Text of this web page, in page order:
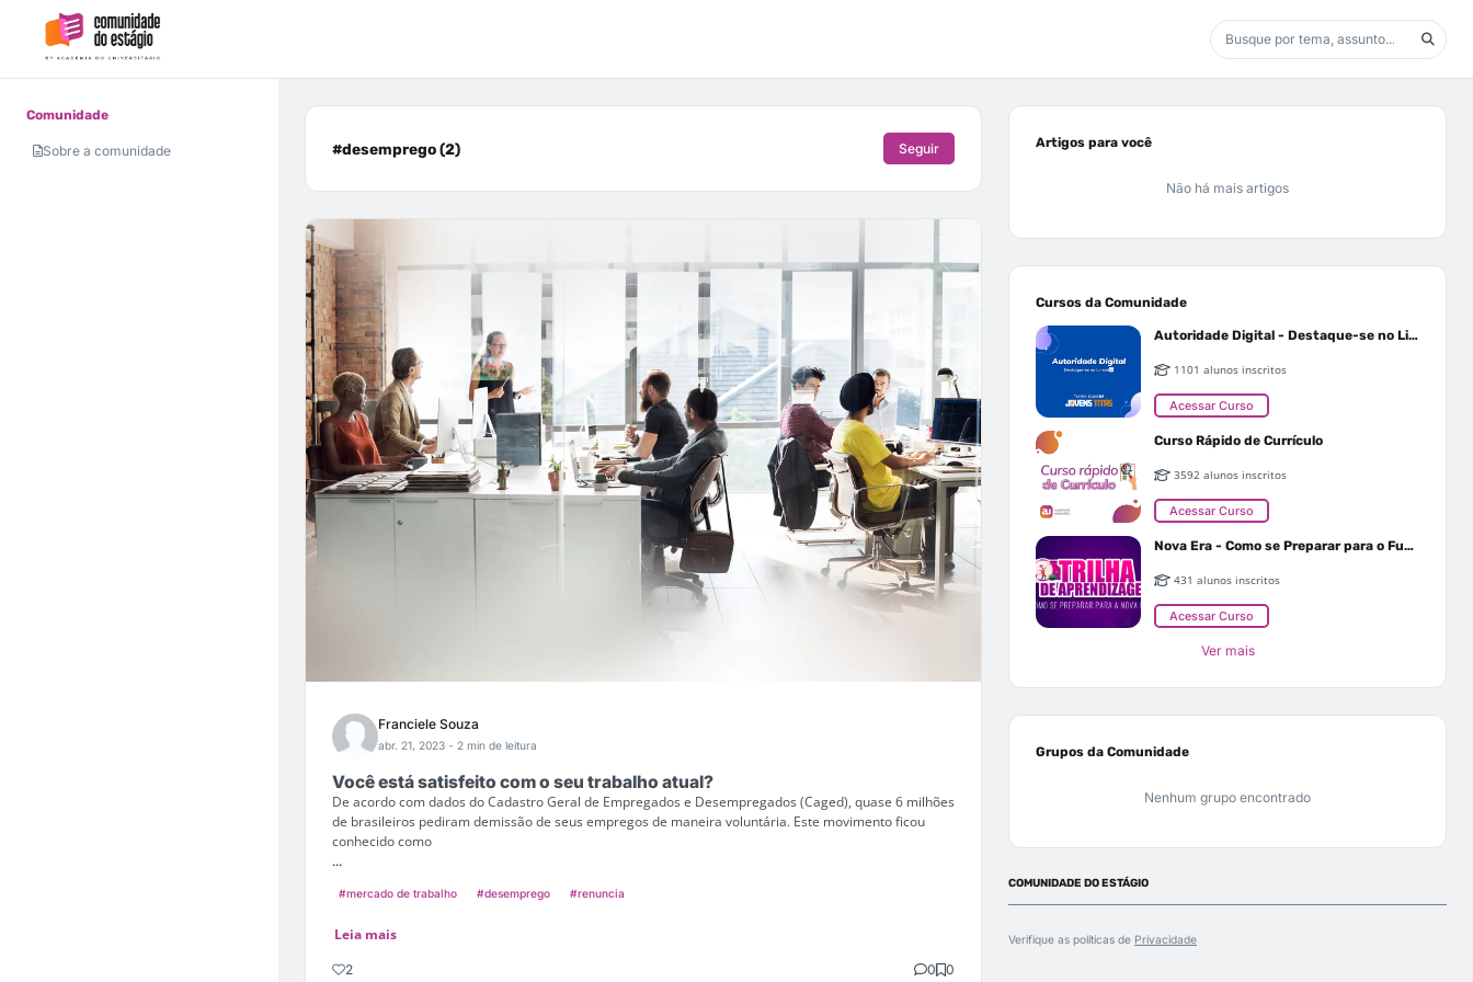
Comunidade
Sobre a comunidade #desemprego (2) Seguir
Franciele Souza
abr. 21, 2023 - 2 min de leitura
Você está satisfeito com o seu trabalho atual?
De acordo com dados do Cadastro Geral de Empregados e Desempregados (Caged), quase 6 milhões
de brasileiros pediram demissão de seus empregos de maneira voluntária. Este movimento ficou
conhecido como
...
#mercado de trabalho #desemprego #renuncia
Leia mais
2 0 0
Artigos para você
Não há mais artigos
Cursos da Comunidade
Autoridade Digital - Destaque-se no Linkedin
1101 alunos inscritos
Acessar Curso
Curso Rápido de Currículo
3592 alunos inscritos
Acessar Curso
Nova Era - Como se Preparar para o Futuro
431 alunos inscritos
Acessar Curso
Ver mais
Grupos da Comunidade
Nenhum grupo encontrado
COMUNIDADE DO ESTÁGIO
Verifique as políticas de Privacidade